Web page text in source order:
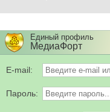
Единый профиль
МедиаФорт
E-mail:
Пароль: